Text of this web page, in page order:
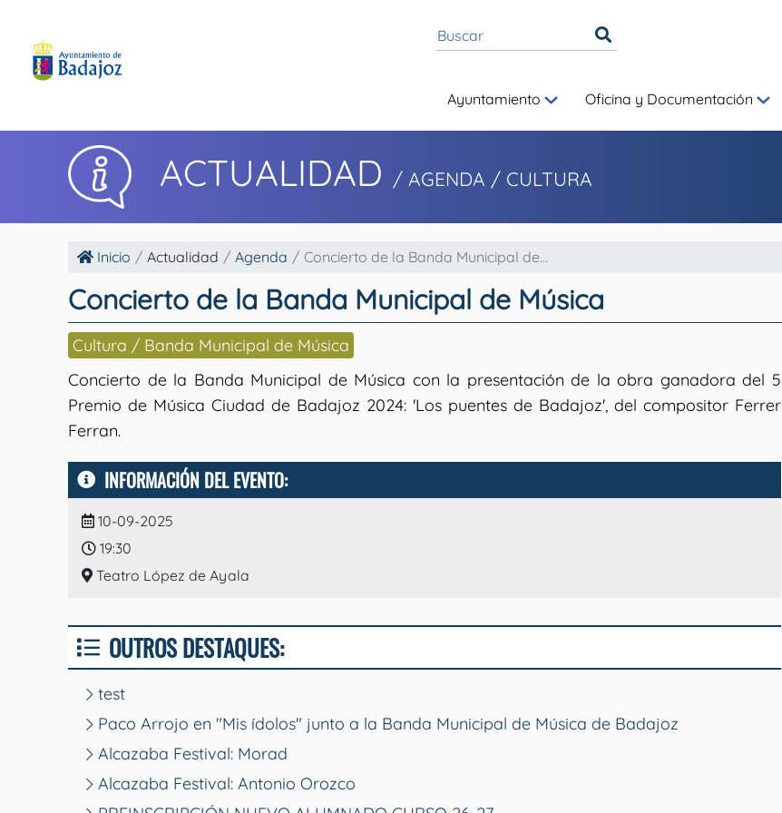
Ayuntamiento Oficina y Documentación
ACTUALIDAD / AGENDA / CULTURA
Inicio Actualidad Agenda Concierto de la Banda Municipal de...
Concierto de la Banda Municipal de Música
Cultura / Banda Municipal de Música
Concierto de la Banda Municipal de Música con la presentación de la obra ganadora del 5
Premio de Música Ciudad de Badajoz 2024: 'Los puentes de Badajoz', del compositor Ferrer
Ferran.
INFORMACIÓN DEL EVENTO:
10-09-2025
19:30
Teatro López de Ayala
OUTROS DESTAQUES:
test
Paco Arrojo en "Mis ídolos" junto a la Banda Municipal de Música de Badajoz
Alcazaba Festival: Morad
Alcazaba Festival: Antonio Orozco